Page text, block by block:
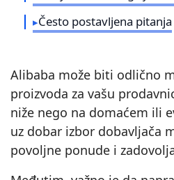
Često postavljena pitanja
Alibaba može biti odlično
proizvoda za vašu
niže nego na domaćem ili
uz dobar izbor dobavljača
povoljne ponude i